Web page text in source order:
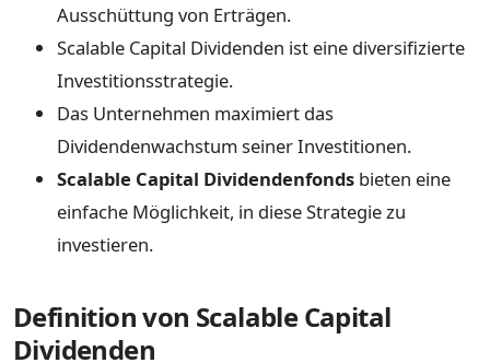
Ausschüttung von Erträgen.
Scalable Capital Dividenden ist eine diversifizierte
Investitionsstrategie.
Das Unternehmen maximiert das
Dividendenwachstum seiner Investitionen.
Scalable Capital Dividendenfonds bieten eine
einfache Möglichkeit, in diese Strategie zu
investieren.
Definition von Scalable Capital
Dividenden